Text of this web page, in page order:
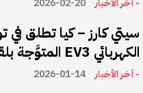
- آخر الأخبار 2026-02-20
سيتي كارز – كيا تطلق في
الكهربائي EV3 المتوَّجة بلقب سيارة العام عالميًا
- آخر الأخبار 2026-01-14